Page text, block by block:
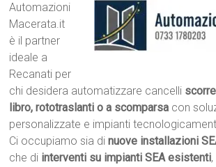
Automazioni
Macerata.it
è il partner
ideale a
Recanati per
chi desidera automatizzare cancelli
libro, rototraslanti o a scomparsa con
personalizzate e impianti
Ci occupiamo sia dinuove installazioni
che di interventi su impianti SEA esistenti